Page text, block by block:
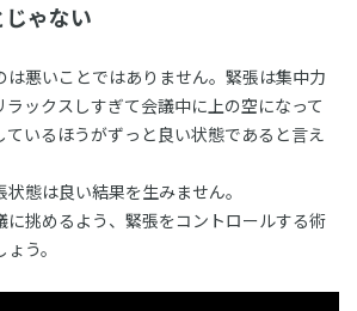
ゃない
は悪いことではありません。緊張は集中力
ックスしすぎて会議中に上の空になって
ているほうがずっと良い状態であると言え
態は良い結果を生みません。
に挑めるよう、緊張をコントロールする術
う。